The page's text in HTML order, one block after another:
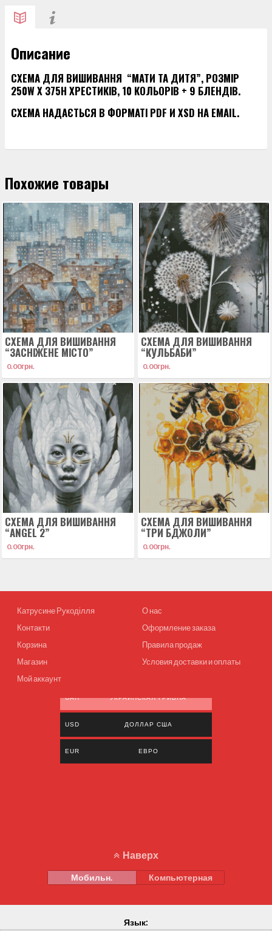
Описание
СХЕМА ДЛЯ ВИШИВАННЯ “МАТИ ТА ДИТЯ”, РОЗМІР
250W X 375H ХРЕСТИКІВ, 10 КОЛЬОРІВ + 9 БЛЕНДІВ.
СХЕМА НАДАЄТЬСЯ В ФОРМАТІ PDF И XSD НА EMAIL.
Похожие товары
СХЕМА ДЛЯ ВИШИВАННЯ
“ЗАСНІЖЕНЕ МІСТО”
0.00грн.
СХЕМА ДЛЯ ВИШИВАННЯ
“КУЛЬБАБИ”
0.00грн.
СХЕМА ДЛЯ ВИШИВАННЯ
“ANGEL 2”
0.00грн.
СХЕМА ДЛЯ ВИШИВАННЯ
“ТРИ БДЖОЛИ”
0.00грн.
Катрусине Рукоділля
Контакти
Корзина
Магазин
Мой аккаунт
О нас
Оформление заказа
Правила продаж
Условия доставки и оплаты
UAH УКРАИНСКАЯ ГРИВНА
USD ДОЛЛАР США
EUR ЕВРО
Наверх
Мобильн. Компьютерная
Язык: